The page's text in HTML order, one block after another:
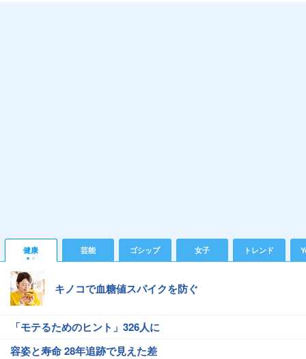
健康 芸能 ゴシップ 女子 トレンド
キノコで血糖値スパイクを防ぐ
「モテるためのヒント」326人に
容姿と寿命 28年追跡で見えた差